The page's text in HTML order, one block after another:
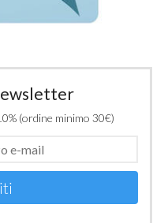
(ordine minimo 30€)